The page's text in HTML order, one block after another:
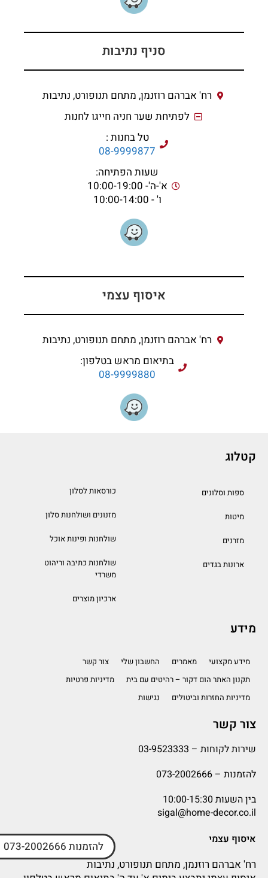
סניף נתיבות
רח' אברהם רוזנמן, מתחם תנופורט, נתיבות
לפתיחת שער חניה חייגו לחנות
טל בחנות :
08-9999877
שעות הפתיחה:
א'-ה'- 10:00-19:00
ו' - 10:00-14:00
להזמנות 073-2002666
איסוף עצמי
רח' אברהם רוזנמן, מתחם תנופורט, נתיבות
בתיאום מראש בטלפון:
08-9999880
קטלוג
ספות וסלונים
מיטות
מזרנים
ארונות בגדים
כורסאות לסלון
מזנונים ושולחנות סלון
שולחנות ופינות אוכל
שולחנות כתיבה וריהוט
משרדי
ארכיון מוצרים
מידע
מידע מקצועי מאמרים החשבון שלי
צור קשר
תקנון האתר הום דקור – רהיטים עם בית
מדיניות פרטיות
מדיניות החזרות וביטולים
נגישות
צור קשר
שירות לקוחות – 03-9523333
להזמנות – 073-2002666
בין השעות 10:00-15:30
sigal@home-decor.co.il
איסוף עצמי
רח' אברהם רוזנמן, מתחם תנופורט, נתיבות